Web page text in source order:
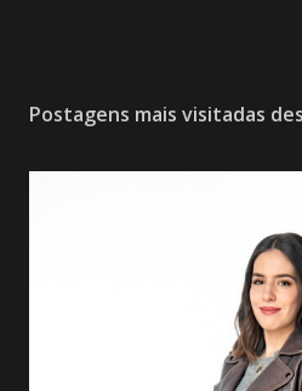
Postagens mais visitadas